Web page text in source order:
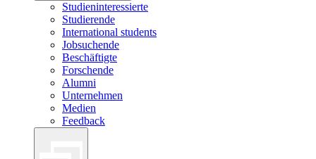
Studieninteressierte
Studierende
International students
Jobsuchende
Beschäftigte
Forschende
Alumni
Unternehmen
Medien
Feedback